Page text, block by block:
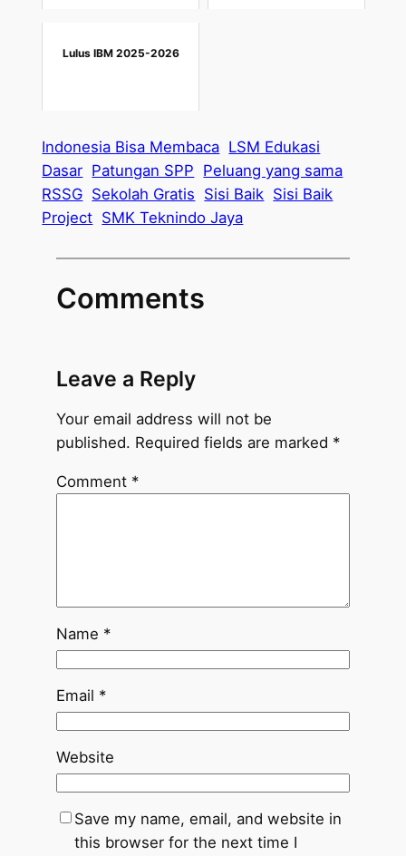
Lulus IBM 2025-2026
Indonesia Bisa Membaca LSM Edukasi
Dasar Patungan SPP Peluang yang sama
RSSG Sekolah Gratis Sisi Baik Sisi Baik
Project SMK Teknindo Jaya
Comments
Leave a Reply
Your email address will not be
published. Required fields are marked *
Comment *
Name *
Email *
Website
Save my name, email, and website in
this browser for the next time I